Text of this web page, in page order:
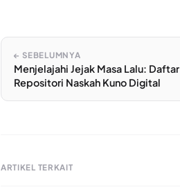
← SEBELUMNYA
Menjelajahi Jejak Masa Lalu: Daftar
Repositori Naskah Kuno Digital
ARTIKEL TERKAIT